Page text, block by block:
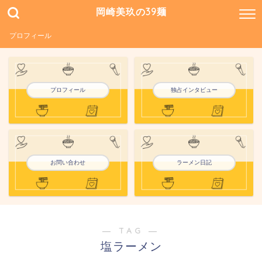
岡崎美玖の39麺
プロフィール
プロフィール 独占インタビュー
お問い合わせ ラーメン日記
― TAG ―
塩ラーメン